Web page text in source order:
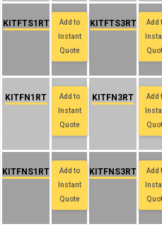
KITFTS1RT
KITFN1RT
KITFNS1RT
KITFTS3RT
KITFN3RT
KITFNS3RT
Add to
Instant
Quote
Add to
Instant
Quote
Add to
Instant
Quote
Add
Add
Add